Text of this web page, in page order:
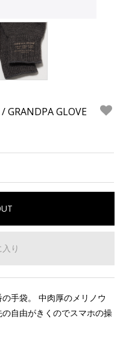
GRANDPA GLOVE
り
手袋。 中肉厚のメリノウ
自由がきくのでスマホの操